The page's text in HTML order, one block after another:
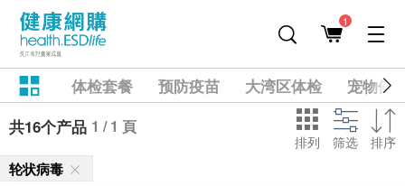
1
体检套餐 预防疫苗 大湾区体检
宠物健
共16个产品 1 / 1 頁
排列 筛选 排序
轮状病毒